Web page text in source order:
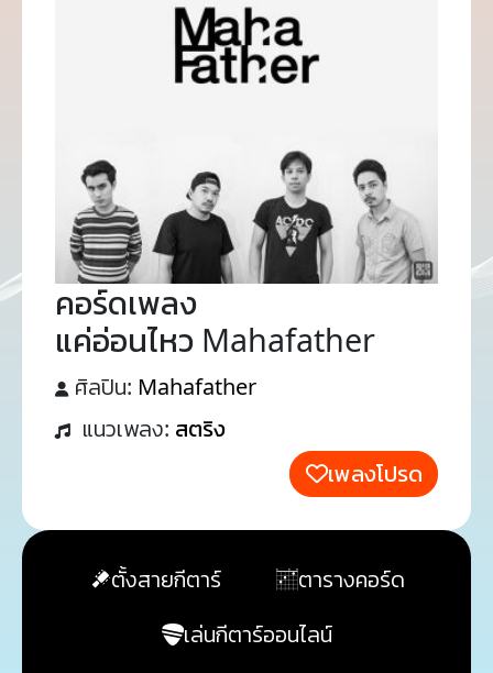
คอร์ดเพลง
แค่อ่อนไหว Mahafather
ศิลปิน: Mahafather
แนวเพลง: สตริง
เพลงโปรด
ตั้งสายกีตาร์
ตารางคอร์ด
เล่นกีตาร์ออนไลน์